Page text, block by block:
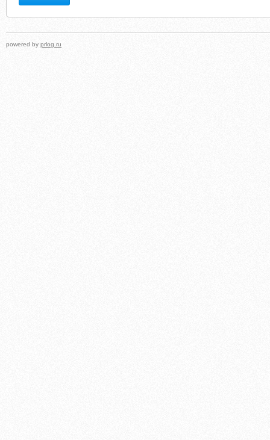
powered by prlog.ru